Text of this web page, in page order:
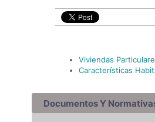
Viviendas
Características
Documentos Y